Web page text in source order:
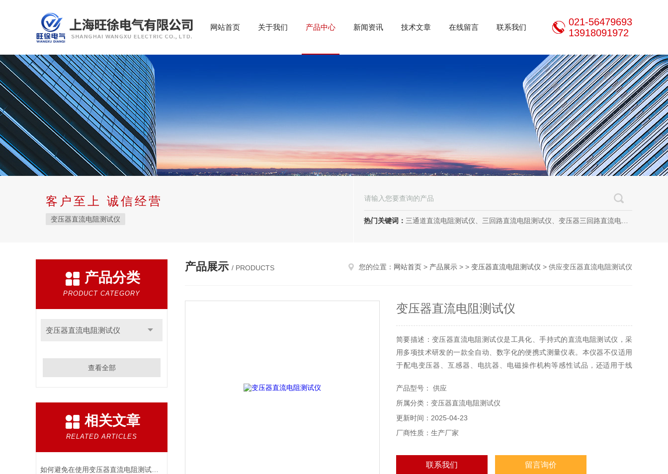
网站首页 关于我们 产品中心 新闻资讯 技术文章 在线留言 联系我们
021-56479693
13918091972
客户至上 诚信经营
变压器直流电阻测试仪 热门关键词： 三通道直流电阻测试仪、三回路直流电阻测试仪、变压器三回路直流电阻测试仪、手持式三相直流电阻测试仪、三通道助磁直流电阻测试仪
产品分类
PRODUCT CATEGORY
变压器直流电阻测试仪
查看全部
相关文章
RELATED ARTICLES
如何避免在使用变压器直流电阻测试仪时对被测变压器造成损伤？
产品展示 / PRODUCTS 您的位置： 网站首页 > 产品展示 > > 变压器直流电阻测试仪 > 供应变压器直流电阻测试仪
变压器直流电阻测试仪
简要描述：变压器直流电阻测试仪是工具化、手持式的直流电阻测试仪，采
用多项技术研发的一款全自动、数字化的便携式测量仪表。本仪器不仅适用
于配电变压器、互感器、电抗器、电磁操作机构等感性试品，还适用于线
产品型号： 供应
所属分类：变压器直流电阻测试仪
更新时间：2025-04-23
厂商性质：生产厂家
联系我们 留言询价